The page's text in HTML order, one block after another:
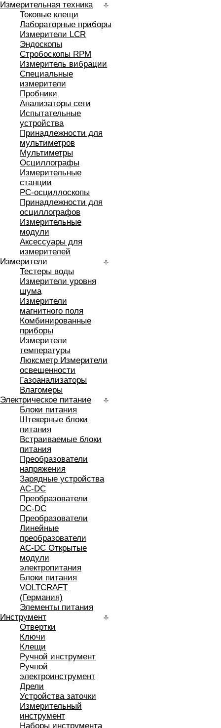
Измерительная техника
Токовые клещи
Лабораторные приборы
Измерители LCR
Эндоскопы
Стробоскопы RPM
Измеритель вибрации
Специальные
измерители
Пробники
Анализаторы сети
Испытательные
устройства
Принадлежности для
мультиметров
Мультиметры
Осциллографы
Измерительные
станции
РС-осциллоскопы
Принадлежности для
осциллографов
Измерительные
модули
Аксессуары для
измерителей
Измерители
Тестеры воды
Измерители уровня
шума
Измерители
магнитного поля
Комбинированные
приборы
Измерители
температуры
Люксметр Измерители
освещенности
Газоанализаторы
Влагомеры
Электрическое питание
Блоки питания
Штекерные блоки
питания
Встраиваемые блоки
питания
Преобразователи
напряжения
Зарядные устройства
AC-DC
Преобразователи
DC-DC
Преобразователи
Линейные
преобразователи
AC-DC Открытые
модули
электропитания
Блоки питания
VOLTCRAFT
(Германия)
Элементы питания
Инструмент
Отвертки
Ключи
Клещи
Ручной инструмент
Ручной
электроинструмент
Дрели
Устройства заточки
Измерительный
инструмент
Наборы инструмента